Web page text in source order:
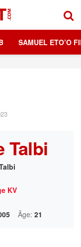
SAMUEL ETO’O
Talbi
KV
Âge: 21